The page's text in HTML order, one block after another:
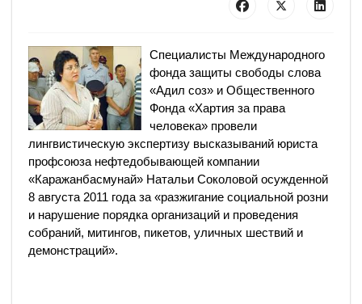
Специалисты Международного
фонда защиты свободы слова
«Адил соз» и Общественного
Фонда «Хартия за права
человека» провели
лингвистическую экспертизу высказываний юриста
профсоюза нефтедобывающей компании
«Каражанбасмунай» Натальи Соколовой осужденной
8 августа 2011 года за «разжигание социальной розни
и нарушение порядка организаций и проведения
собраний, митингов, пикетов, уличных шествий и
демонстраций».